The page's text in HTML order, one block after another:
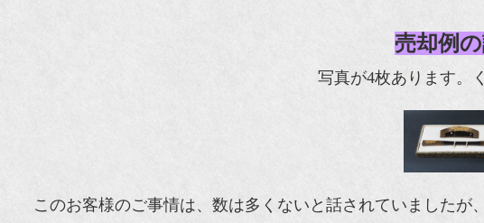
売却例
写真が4枚あります。
このお客様のご事情は、数は多くないと話されていました